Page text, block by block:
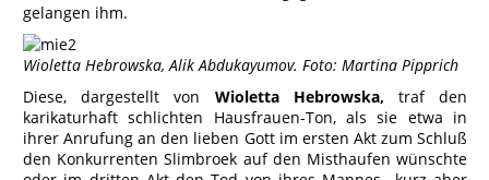
gelangen ihm.
Wioletta Hebrowska, Alik Abdukayumov. Foto: Martina Pipprich
Diese, dargestellt von Wioletta Hebrowska, traf den
karikaturhaft schlichten Hausfrauen-Ton, als sie etwa in
ihrer Anrufung an den lieben Gott im ersten Akt zum Schluß
den Konkurrenten Slimbroek auf den Misthaufen wünschte